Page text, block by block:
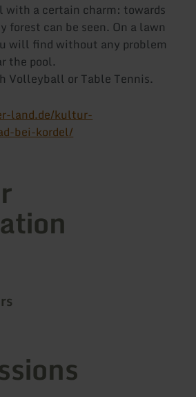
with a certain charm: towards
forest can be seen. On a lawn
will find without any problem
the pool.
Volleyball or Table Tennis.
land.de/kultur-
bei-kordel/